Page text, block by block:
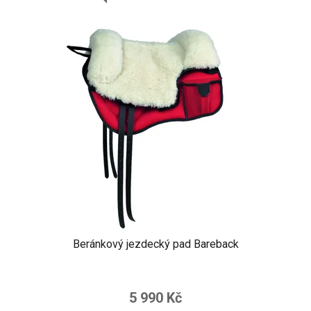
Beránkový jezdecký pad Bareback
hodnocení
5 990 Kč